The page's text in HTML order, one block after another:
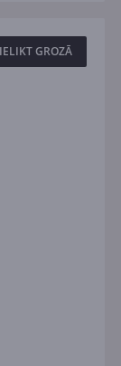
IELIKT GROZĀ